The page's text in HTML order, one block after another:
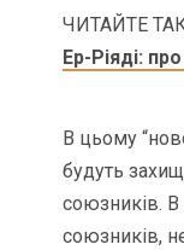
ЧИТАЙТЕ
Ер-Ріяді:
В цьому
будуть
союзників. В
союзників,